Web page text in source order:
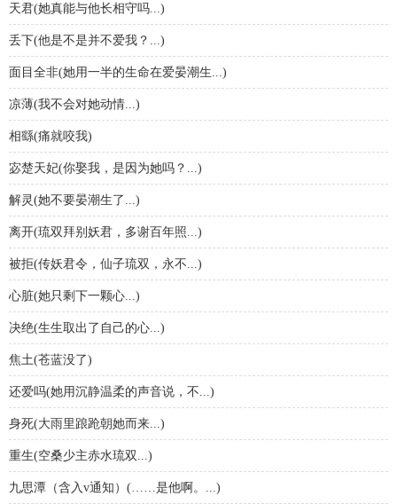
天君(她真能与他长相守吗...)
丢下(他是不是并不爱我？...)
面目全非(她用一半的生命在爱晏潮生...)
凉薄(我不会对她动情...)
相繇(痛就咬我)
宓楚天妃(你娶我，是因为她吗？...)
解灵(她不要晏潮生了...)
离开(琉双拜别妖君，多谢百年照...)
被拒(传妖君令，仙子琉双，永不...)
心脏(她只剩下一颗心...)
决绝(生生取出了自己的心...)
焦土(苍蓝没了)
还爱吗(她用沉静温柔的声音说，不...)
身死(大雨里踉跄朝她而来...)
重生(空桑少主赤水琉双...)
九思潭（含入v通知）(……是他啊。...)